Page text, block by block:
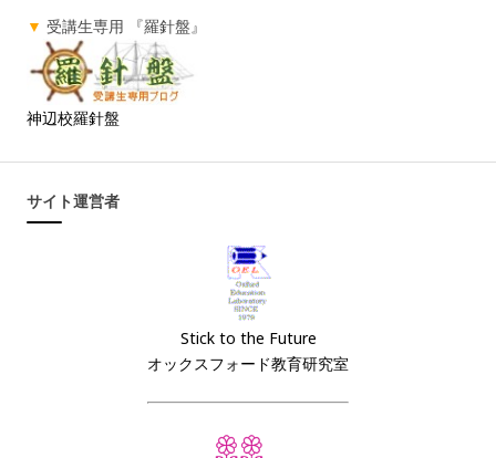
▼ 受講生専用 『羅針盤』
神辺校羅針盤
サイト運営者
Stick to the Future
オックスフォード教育研究室